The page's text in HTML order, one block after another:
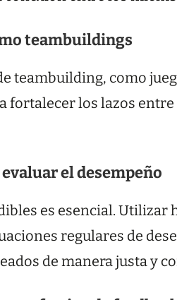
teambuildings
teambuilding, como
fortalecer los lazos
el desempeño
es esencial.
regulares de
de manera justa y